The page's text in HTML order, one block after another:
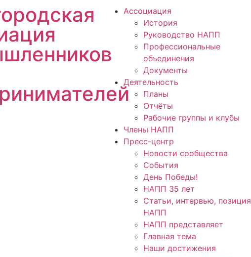
Ассоциация
История
Руководство НАПП
Профессиональные
объединения
Документы
Деятельность
Планы
Отчёты
Рабочие группы и клубы
Члены НАПП
Пресс-центр
Новости сообщества
События
День Победы!
НАПП 35 лет
Статьи, интервью, позиция
НАПП
НАПП представляет
Главная тема
Наши достижения